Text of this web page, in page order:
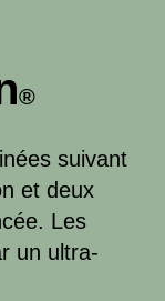
®
suivant
et deux
Les
un ultra-